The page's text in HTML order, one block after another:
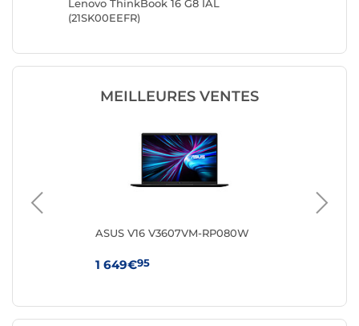
Lenovo ThinkBook 16 G8 IAL
(21SK00EEFR)
MEILLEURES VENTES
ASUS V16 V3607VM-RP080W
1 649€95